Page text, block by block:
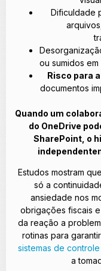
Dificuldade
ou sumidos
Risco para
documentos
Quando um
do OneDrive
SharePoint, o
Estudos mostram
só a
ansiedade nos
obrigações fiscais
da reação a
rotinas para
sistemas de
a